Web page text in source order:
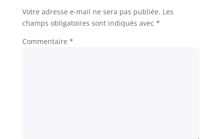
Votre adresse e-mail ne sera pas publiée. Les
champs obligatoires sont indiqués avec *
Commentaire *